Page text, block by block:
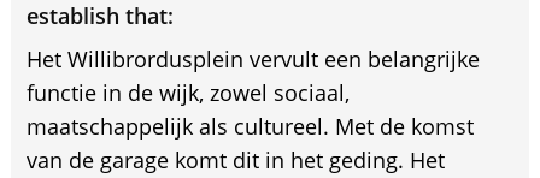
establish that:
Het Willibrordusplein vervult een belangrijke
functie in de wijk, zowel sociaal,
maatschappelijk als cultureel. Met de komst
van de garage komt dit in het geding. Het